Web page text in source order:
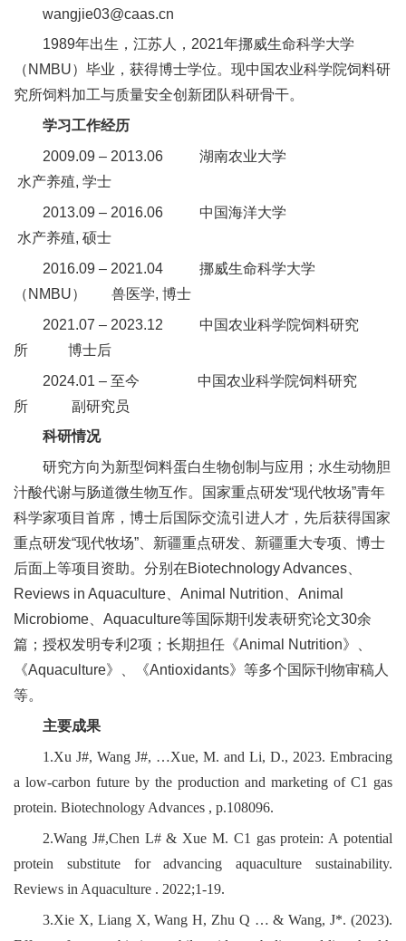
研
教
流
作
党
wangjie03@caas.cn
1989年出生，江苏人，2021年挪威生命科学大学
（NMBU）毕业，获得博士学位。现中国农业科学院饲料研
究所饲料加工与质量安全创新团队科研骨干。
学习工作经历
2009.09 – 2013.06 湖南农业大学
水产养殖, 学士
2013.09 – 2016.06 中国海洋大学
水产养殖, 硕士
2016.09 – 2021.04 挪威生命科学大学
（NMBU） 兽医学, 博士
2021.07 – 2023.12 中国农业科学院饲料研究
所 博士后
2024.01 – 至今 中国农业科学院饲料研究
所 副研究员
科研情况
研究方向为新型饲料蛋白生物创制与应用；水生动物胆
汁酸代谢与肠道微生物互作。国家重点研发“现代牧场”青年
科学家项目首席，博士后国际交流引进人才，先后获得国家
重点研发“现代牧场”、新疆重点研发、新疆重大专项、博士
后面上等项目资助。分别在Biotechnology Advances、
Reviews in Aquaculture、Animal Nutrition、Animal
Microbiome、Aquaculture等国际期刊发表研究论文30余
篇；授权发明专利2项；长期担任《Animal Nutrition》、
《Aquaculture》、《Antioxidants》等多个国际刊物审稿人
等。
主要成果
1.Xu J#, Wang J#, …Xue, M. and Li, D., 2023. Embracing
a low-carbon future by the production and marketing of C1 gas
protein. Biotechnology Advances , p.108096.
2.Wang J#,Chen L# & Xue M. C1 gas protein: A potential
protein substitute for advancing aquaculture sustainability.
Reviews in Aquaculture . 2022;1‐19.
3.Xie X, Liang X, Wang H, Zhu Q … & Wang, J*. (2023).